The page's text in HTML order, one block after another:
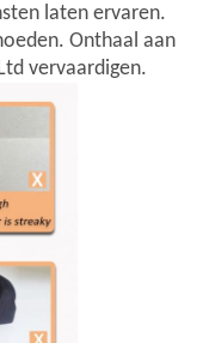
laten ervaren.
Onthaal aan
vervaardigen.